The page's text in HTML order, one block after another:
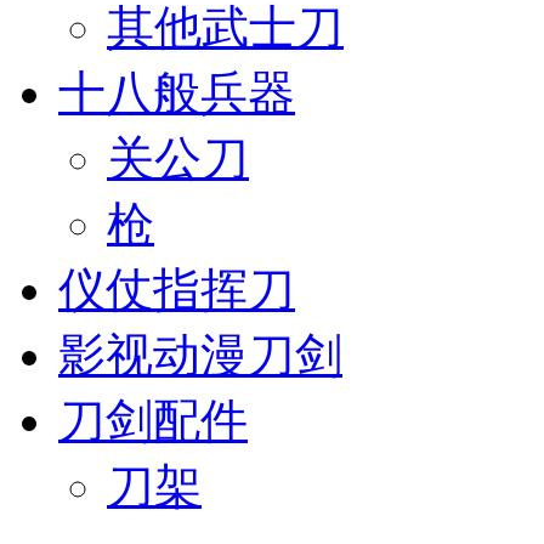
其他武士刀
十八般兵器
关公刀
枪
仪仗指挥刀
影视动漫刀剑
刀剑配件
刀架